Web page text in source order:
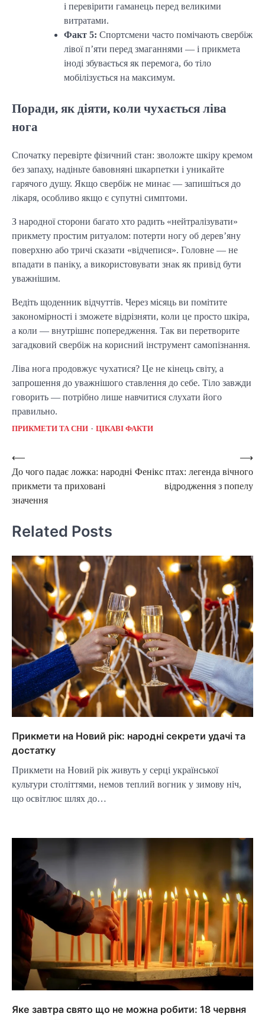
і перевірити гаманець перед великими
витратами.
Факт 5: Спортсмени часто помічають свербіж
лівої п’яти перед змаганнями — і прикмета
іноді збувається як перемога, бо тіло
мобілізується на максимум.
Поради, як діяти, коли чухається ліва
нога
Спочатку перевірте фізичний стан: зволожте шкіру кремом
без запаху, надіньте бавовняні шкарпетки і уникайте
гарячого душу. Якщо свербіж не минає — запишіться до
лікаря, особливо якщо є супутні симптоми.
З народної сторони багато хто радить «нейтралізувати»
прикмету простим ритуалом: потерти ногу об дерев’яну
поверхню або тричі сказати «відчепися». Головне — не
впадати в паніку, а використовувати знак як привід бути
уважнішим.
Ведіть щоденник відчуттів. Через місяць ви помітите
закономірності і зможете відрізняти, коли це просто шкіра,
а коли — внутрішнє попередження. Так ви перетворите
загадковий свербіж на корисний інструмент самопізнання.
Ліва нога продовжує чухатися? Це не кінець світу, а
запрошення до уважнішого ставлення до себе. Тіло завжди
говорить — потрібно лише навчитися слухати його
правильно.
ПРИКМЕТИ ТА СНИ ЦІКАВІ ФАКТИ
Post
navigation
⟵
До чого падає ложка: народні
прикмети та приховані
значення
Фенікс птах: легенда вічного
відродження з попелу
⟶
Related Posts
Прикмети на Новий рік: народні секрети удачі та
достатку
Прикмети на Новий рік живуть у серці української
культури століттями, немов теплий вогник у зимову ніч,
що освітлює шлях до…
Яке завтра свято що не можна робити: 18 червня